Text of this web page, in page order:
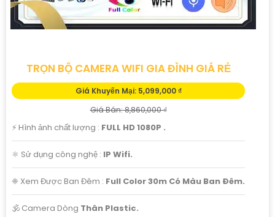
bộ 4 camera Gia Đình Sắt
nét
6.500.000 VNĐ▫️ Độ phân giải ultra 2k
chất lượng cao DahyaCamera Gia Đình
TRỌN BỘ CAMERA WIFI GIA ĐÌNH GIÁ RẺ
Giá Khuyến Mại: 5,099,000 ₫
Giá Bán: 8,860,000 ₫
️⚡ Hình ảnh chất lượng : FULL HD 1080P .
⚛️ Sử dụng công nghệ : IP Wifi.
❈ Xem Được Ban Đêm : Full Color 30m Có Màu Ban Ðêm.
🕉️ Camera Dòng Thân Plastic.